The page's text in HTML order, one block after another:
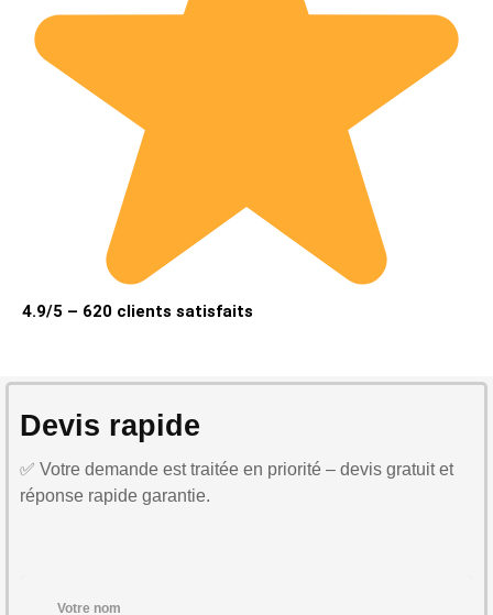
4.9/5 – 620 clients satisfaits
Devis rapide
✅ Votre demande est traitée en priorité – devis gratuit et
réponse rapide garantie.
Votre nom